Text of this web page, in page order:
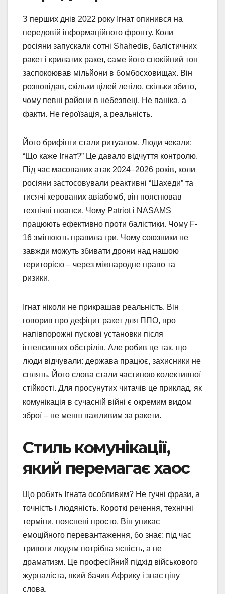
З перших днів 2022 року Ігнат опинився на
передовій інформаційного фронту. Коли
росіяни запускали сотні Shahedів, балістичних
ракет і крилатих ракет, саме його спокійний тон
заспокоював мільйони в бомбосховищах. Він
розповідав, скільки цілей летіло, скільки збито,
чому певні райони в небезпеці. Не паніка, а
факти. Не героїзація, а реальність.
Його брифінги стали ритуалом. Люди чекали:
“Що каже Ігнат?” Це давало відчуття контролю.
Під час масованих атак 2024–2026 років, коли
росіяни застосовували реактивні “Шахеди” та
тисячі керованих авіабомб, він пояснював
технічні нюанси. Чому Patriot і NASAMS
працюють ефективно проти балістики. Чому F-
16 змінюють правила гри. Чому союзники не
завжди можуть збивати дрони над нашою
територією – через міжнародне право та
ризики.
Ігнат ніколи не прикрашав реальність. Він
говорив про дефіцит ракет для ППО, про
напівпорожні пускові установки після
інтенсивних обстрілів. Але робив це так, що
люди відчували: держава працює, захисники не
сплять. Його слова стали частиною колективної
стійкості. Для просунутих читачів це приклад, як
комунікація в сучасній війні є окремим видом
зброї – не менш важливим за ракети.
Стиль комунікації,
який перемагає хаос
Що робить Ігната особливим? Не гучні фрази, а
точність і людяність. Короткі речення, технічні
терміни, пояснені просто. Він уникає
емоційного перевантаження, бо знає: під час
тривоги людям потрібна ясність, а не
драматизм. Це професійний підхід військового
журналіста, який бачив Африку і знає ціну
слова.